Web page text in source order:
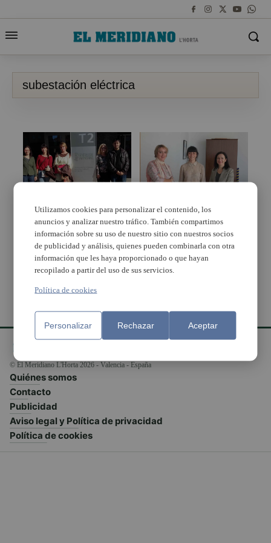
subestación eléctrica
Benetússer no
albergará ninguna
subestación eléctrica
Benetússer y La Torre,
unidos contra la
subestación eléctrica
© El Meridiano L'Horta 2026 - Valencia - España
Quiénes somos
Contacto
Publicidad
Aviso legal y Política de privacidad
Política de cookies
Utilizamos cookies para personalizar el contenido, los
anuncios y analizar nuestro tráfico. También compartimos
información sobre su uso de nuestro sitio con nuestros socios
de publicidad y análisis, quienes pueden combinarla con otra
información que les haya proporcionado o que hayan
recopilado a partir del uso de sus servicios.
Política de cookies
Personalizar Rechazar Aceptar